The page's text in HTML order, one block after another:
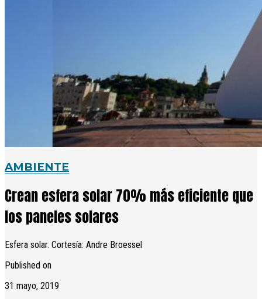
AMBIENTE
Crean esfera solar 70% más eficiente que
los paneles solares
Esfera solar. Cortesía: Andre Broessel
Published on
31 mayo, 2019